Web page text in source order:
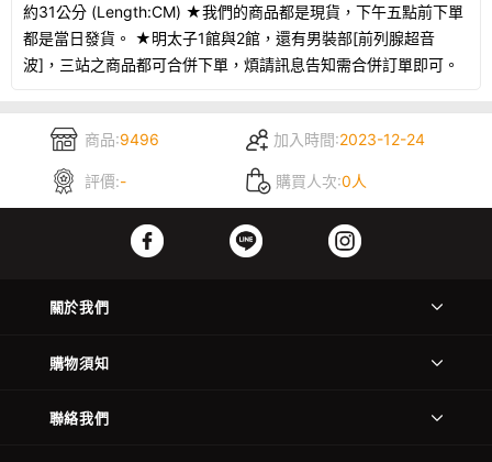
約31公分 (Length:CM) ★我們的商品都是現貨，下午五點前下單
都是當日發貨。 ★明太子1館與2館，還有男裝部[前列腺超音
波]，三站之商品都可合併下單，煩請訊息告知需合併訂單即可。
商品:9496 加入時間:2023-12-24
評價:- 購買人次:0人
關於我們
購物須知
聯絡我們